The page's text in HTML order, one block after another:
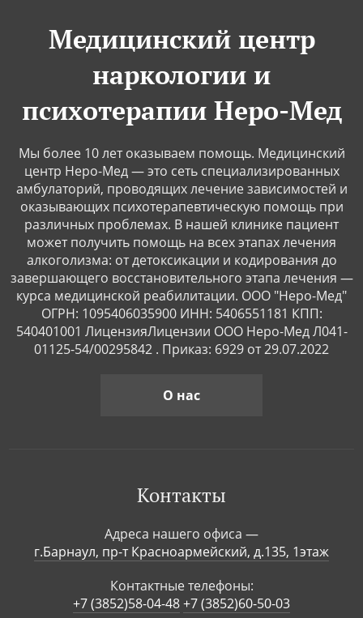
Медицинский центр
наркологии и
психотерапии Неро-Мед
Мы более 10 лет оказываем помощь. Медицинский
центр Неро-Мед — это сеть специализированных
амбулаторий, проводящих лечение зависимостей и
оказывающих психотерапевтическую помощь при
различных проблемах. В нашей клинике пациент
может получить помощь на всех этапах лечения
алкоголизма: от детоксикации и кодирования до
завершающего восстановительного этапа лечения —
курса медицинской реабилитации. ООО "Неро-Мед"
ОГРН: 1095406035900 ИНН: 5406551181 КПП:
540401001 ЛицензияЛицензии ООО Неро-Мед Л041-
01125-54/00295842 . Приказ: 6929 от 29.07.2022
О нас
Контакты
Адреса нашего офиса —
г.Барнаул, пр-т Красноармейский, д.135, 1этаж
Контактные телефоны:
+7 (3852)58-04-48+7 (3852)60-50-03